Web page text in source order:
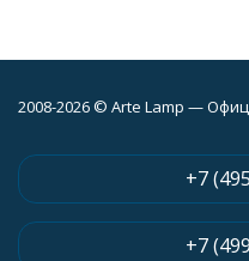
2008-2026 © Arte Lamp —
+7
+7